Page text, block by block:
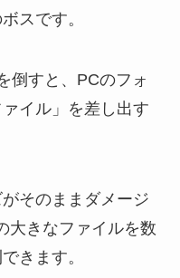
スです。
倒すと、PCのフォ
イル」を差し出す
そのままダメージ
大きなファイルを数
きます。